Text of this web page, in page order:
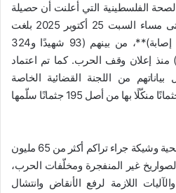
الصحة الفلسطينية التي أعلنت أن حصيلة
العدوان منذ 7 أكتوبر 2023 حتى مساء السبت 25 أكتوبر 2025 بلغت
(68,519 شهيدًا) و**(170,382 إصابة)**، من بينهم (93 شهيدًا و324
انتشالها) منذ إعلان وقف الحرب. كما تم اعتماد
بياناتهم من اللجنة القضائية الخاصة
بالمفقودين، والتعرّف على 64 جثمانًا منكّلًا بها من أصل 195 جثمانًا سلّمها
وتحذر “حشد” من كارثة بيئية وصحية وشيكة جراء تراكم أكثر من 65 مليون
غير المنفجرة ومخلّفات الحرب،
اللازمة لرفع الأنقاض وانتشال